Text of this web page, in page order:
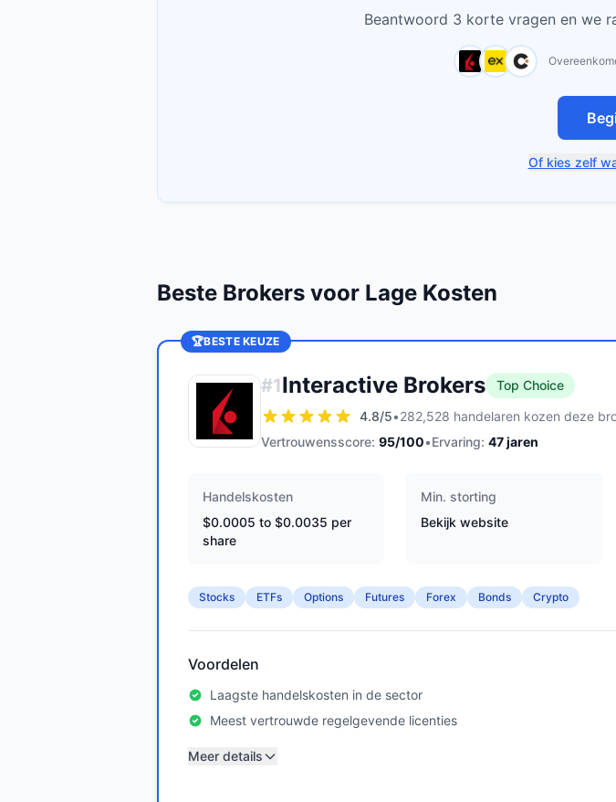
Beantwoord 3 korte vragen en we
Of kies zelf
Beste Brokers voor Lage Kosten
🏆BESTE KEUZE
#1Interactive Brokers
Top Choice
4.8/5•282,528 handelaren kozen deze
Vertrouwensscore: 95/100•Ervaring: 47jaren
Handelskosten
$0.0005 to $0.0035 per
share
Min. storting
Bekijk website
Stocks ETFs Options Futures Forex Bonds Crypto
Voordelen
Laagste handelskosten in de sector
Meest vertrouwde regelgevende licenties
Meer details